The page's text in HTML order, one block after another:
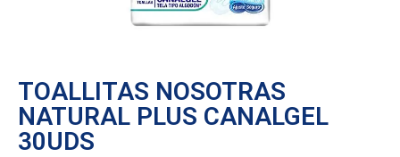
TOALLITAS NOSOTRAS
NATURAL PLUS CANALGEL
30UDS